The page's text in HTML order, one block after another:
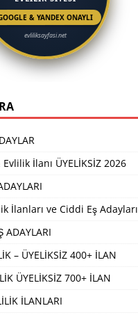
& YANDEX ONAYLI
evliliksayfasi.net
İlanı ÜYELİKSİZ 2026
İlanları ve Ciddi Eş Adayları
ADAYLARI
– ÜYELİKSİZ 400+ İLAN
ÜYELİKSİZ 700+ İLAN
İLANLARI